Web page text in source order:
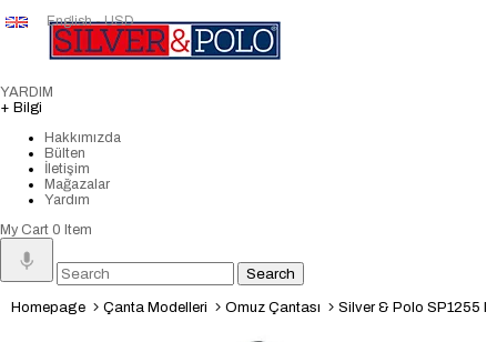
YARDIM
+ Bilgi
Hakkımızda
Bülten
İletişim
Mağazalar
Yardım
English - USD
My Cart 0 Item
Homepage Çanta Modelleri Omuz Çantası Silver & Polo SP1255 Kadın